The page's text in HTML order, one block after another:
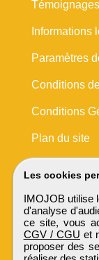
Les cookies
IMOJOB utilise
d'analyse
ce site, vous
CGV / CGU et
proposer des
Informations
Paramètres
Conditions
Conditions
Plan du site